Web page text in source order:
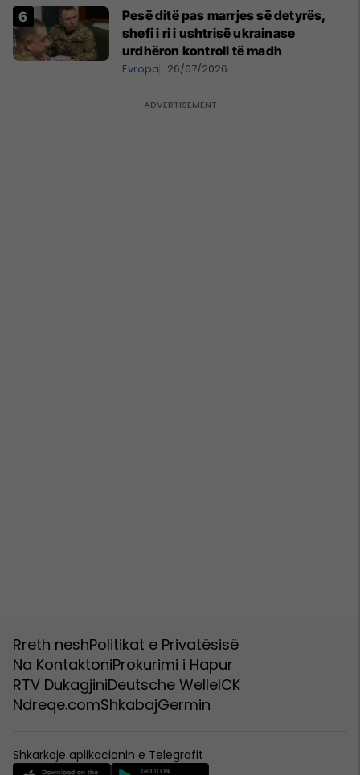
Pesë ditë pas marrjes së detyrës,
shefi i ri i ushtrisë ukrainase
urdhëron kontroll të madh
Evropa 26/07/2026
Rreth neshPolitikat e Privatësisë
Na KontaktoniProkurimi i Hapur
RTV DukagjiniDeutsche WelleICK
Ndreqe.comShkabajGermin
Shkarkoje aplikacionin e Telegrafit